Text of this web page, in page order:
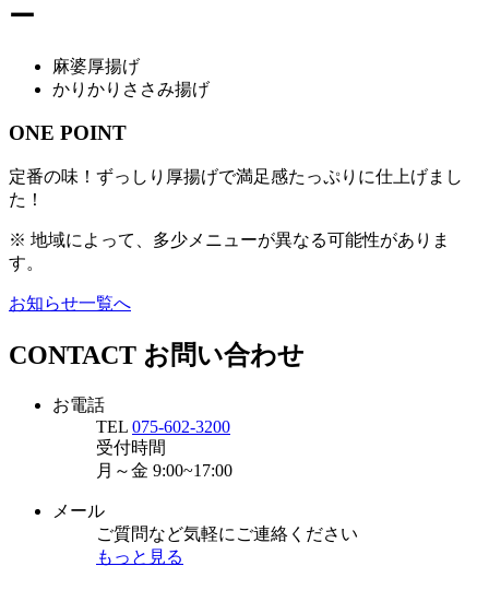
ー
麻婆厚揚げ
かりかりささみ揚げ
ONE POINT
定番の味！ずっしり厚揚げで満足感たっぷりに仕上げまし
た！
※ 地域によって、多少メニューが異なる可能性がありま
す。
お知らせ一覧へ
CONTACT お問い合わせ
お電話
TEL 075-602-3200
受付時間
月～金 9:00~17:00
メール
ご質問など気軽にご連絡ください
もっと見る